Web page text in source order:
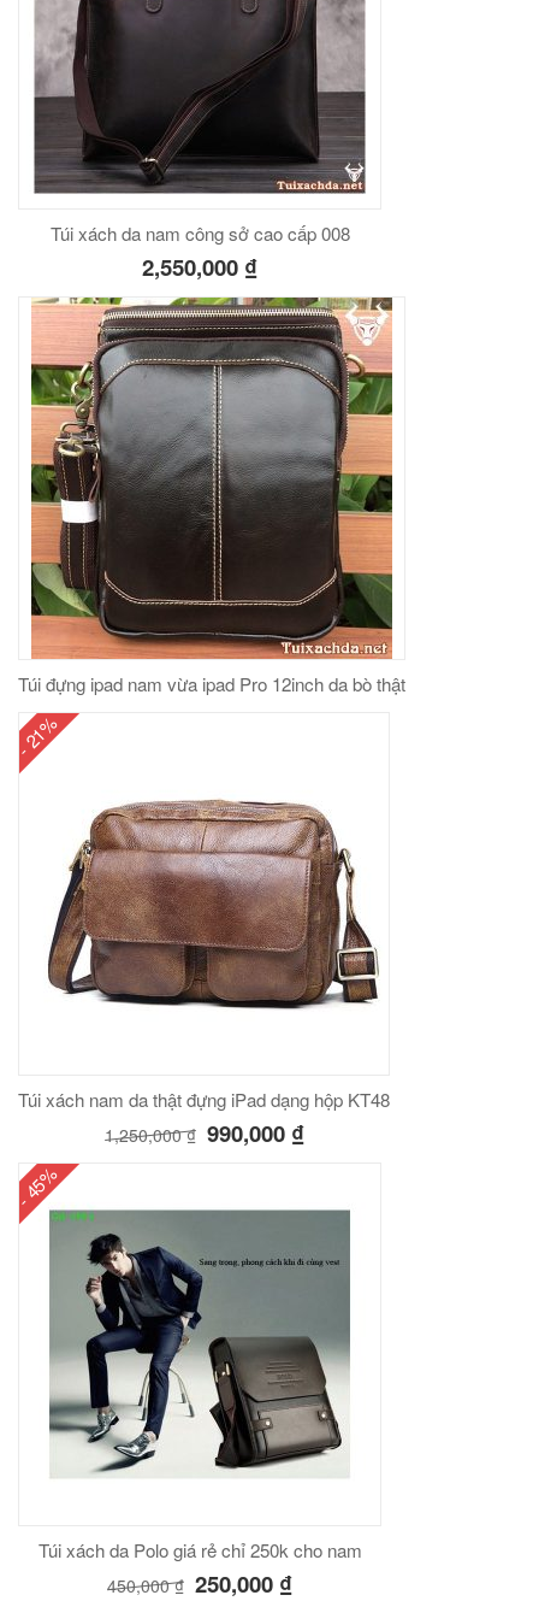
Túi xách da nam công sở cao cấp 008
2,550,000 ₫
Túi đựng ipad nam vừa ipad Pro 12inch da bò thật
- 21%
Túi xách nam da thật đựng iPad dạng hộp KT48
1,250,000₫ 990,000 ₫
- 45%
Túi xách da Polo giá rẻ chỉ 250k cho nam
450,000₫ 250,000 ₫